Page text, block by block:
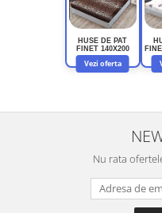
HUSE DE PAT
FINET 140X200
Vezi oferta
Nu rata